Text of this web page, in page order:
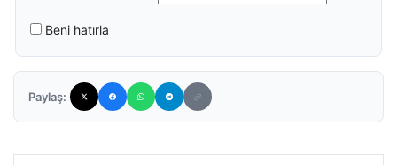
Beni hatırla
Paylaş: